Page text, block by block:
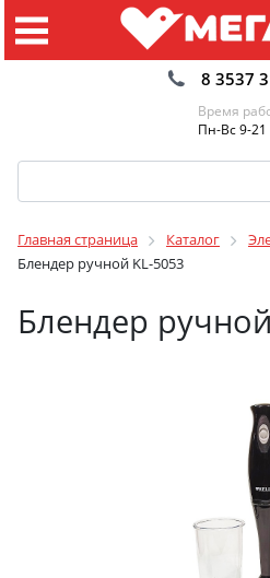
8 3537
Время
Пн-Вс 9-21
Главная страница Каталог
Блендер ручной KL-5053
Блендер